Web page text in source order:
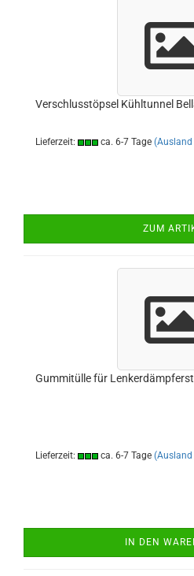
Verschlusstöpsel Kühltunnel
Lieferzeit: ca. 6-7 Tage
ZUM
Gummitülle für
Lieferzeit: ca. 6-7 Tage
IN DEN